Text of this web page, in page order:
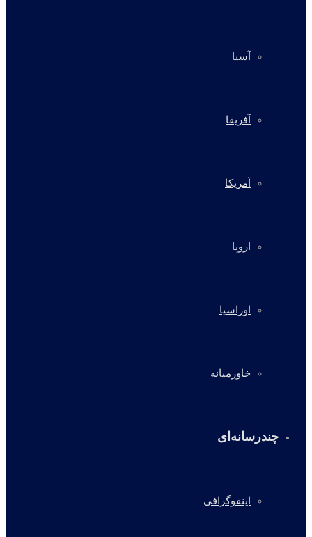
آسیا
آفریقا
آمریکا
اروپا
اوراسیا
خاورمیانه
چندرسانه‌ای
اینفوگرافی